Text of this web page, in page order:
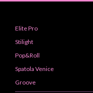
Elite Pro
Stilight
Pop&Roll
Spatola Venice
Groove